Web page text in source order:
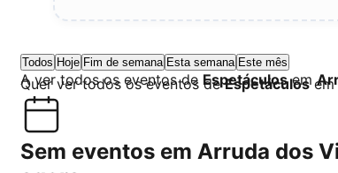
Todos Hoje Fim de semana Esta semana Este mês
A ver todos os eventos de Espetáculosem
Quer ver todos os eventos deEspetáculosem
Sem eventos em Arruda dos